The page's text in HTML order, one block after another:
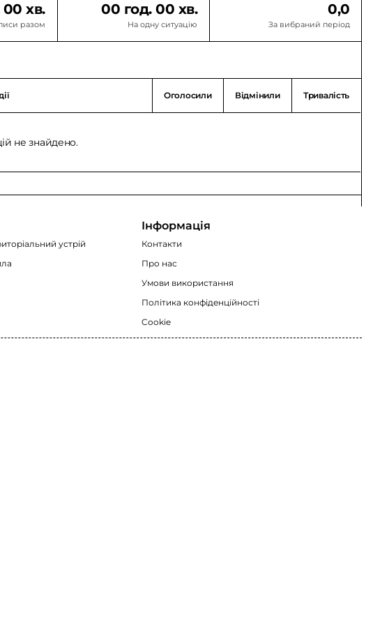
хв.
разом
00 год. 00 хв.
На одну ситуацію
0,0
За вибраний період
Оголосили Відмінили Тривалість
не знайдено.
устрій
Інформація
Контакти
Про нас
Умови використання
Політика конфіденційності
Cookie